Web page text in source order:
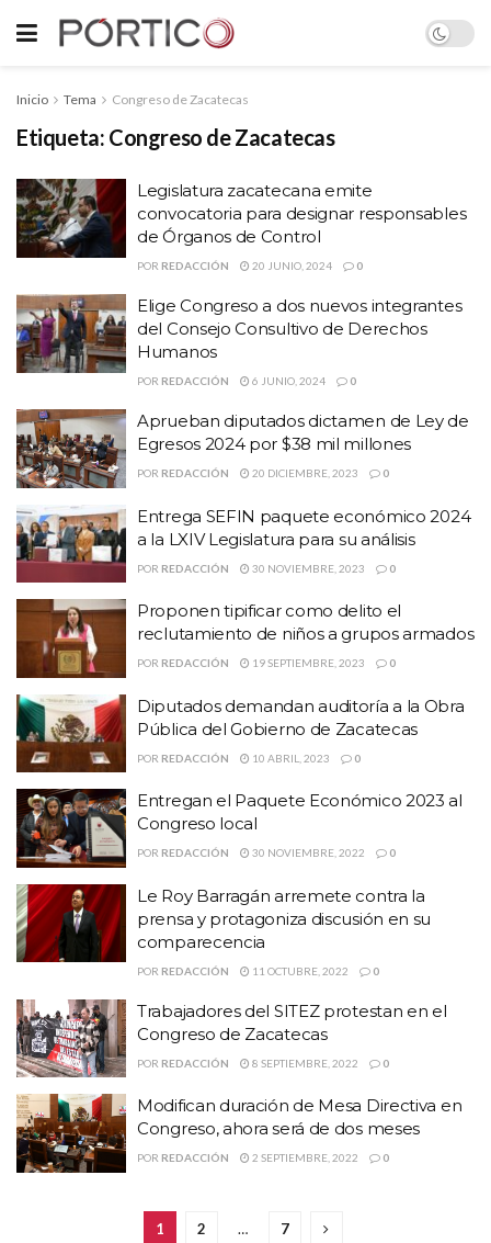
Inicio Tema Congreso de Zacatecas
Etiqueta: Congreso de Zacatecas
Legislatura zacatecana emite
convocatoria para designar responsables
de Órganos de Control
POR REDACCIÓN 20 JUNIO, 2024 0
Elige Congreso a dos nuevos integrantes
del Consejo Consultivo de Derechos
Humanos
POR REDACCIÓN 6 JUNIO, 2024 0
Aprueban diputados dictamen de Ley de
Egresos 2024 por $38 mil millones
POR REDACCIÓN 20 DICIEMBRE, 2023 0
Entrega SEFIN paquete económico 2024
a la LXIV Legislatura para su análisis
POR REDACCIÓN 30 NOVIEMBRE, 2023 0
Proponen tipificar como delito el
reclutamiento de niños a grupos armados
POR REDACCIÓN 19 SEPTIEMBRE, 2023 0
Diputados demandan auditoría a la Obra
Pública del Gobierno de Zacatecas
POR REDACCIÓN 10 ABRIL, 2023 0
Entregan el Paquete Económico 2023 al
Congreso local
POR REDACCIÓN 30 NOVIEMBRE, 2022 0
Le Roy Barragán arremete contra la
prensa y protagoniza discusión en su
comparecencia
POR REDACCIÓN 11 OCTUBRE, 2022 0
Trabajadores del SITEZ protestan en el
Congreso de Zacatecas
POR REDACCIÓN 8 SEPTIEMBRE, 2022 0
Modifican duración de Mesa Directiva en
Congreso, ahora será de dos meses
POR REDACCIÓN 2 SEPTIEMBRE, 2022 0
1 2 … 7